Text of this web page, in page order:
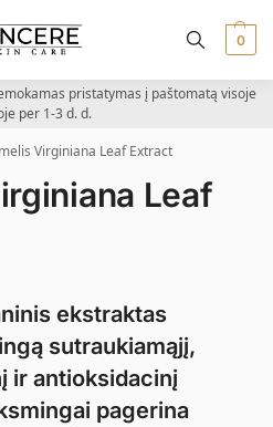
0
pristatymas į paštomatą visoje
per 1-3 d. d.
Virginiana Leaf Extract
Leaf
ekstraktas
sutraukiamąjį,
ir antioksidacinį
pagerina